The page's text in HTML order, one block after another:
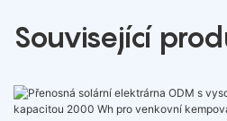
Související